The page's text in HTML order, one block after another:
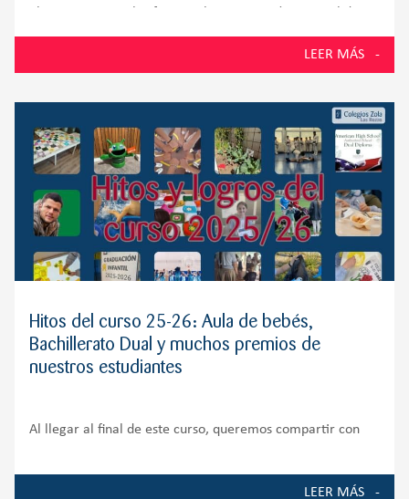
sus alumnos. El 100% de los estudiantes presentados a la
LEER MÁS
Hitos del curso 25-26: Aula de bebés,
Bachillerato Dual y muchos premios de
nuestros estudiantes
Al llegar al final de este curso, queremos compartir con
momentos, proyectos y logros que han marcado la vida del
Colegio durante el curso 2025-2026. Ha sido un año de
LEER MÁS